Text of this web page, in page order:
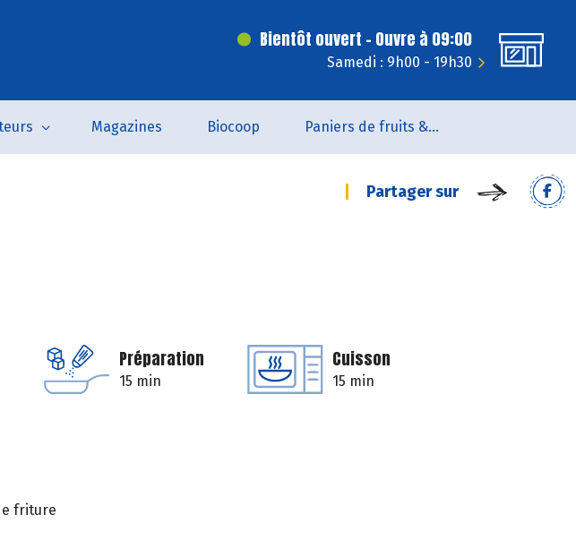
Bientôt ouvert - Ouvre à 09:00
Samedi : 9h00 - 19h30
Magazines Biocoop Paniers de fruits & légumes
Partager sur
Préparation
15 min
Cuisson
15 min
friture